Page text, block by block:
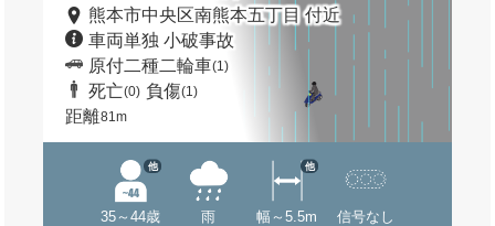
熊本市中央区南熊本五丁目 付近
車両単独 小破事故
原付二種二輪車(1)
死亡(0) 負傷(1)
距離81m
35～44歳
他
雨 幅～5.5m
他
信号なし